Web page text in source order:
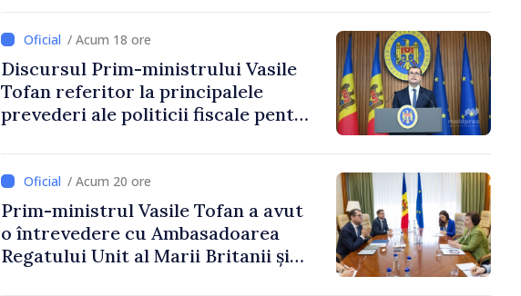
/ Acum 18 ore
Discursul Prim-ministrului Vasile
Tofan referitor la principalele
prevederi ale politicii fiscale pentru
/ Acum 20 ore
Prim-ministrul Vasile Tofan a avut
o întrevedere cu Ambasadoarea
Regatului Unit al Marii Britanii și